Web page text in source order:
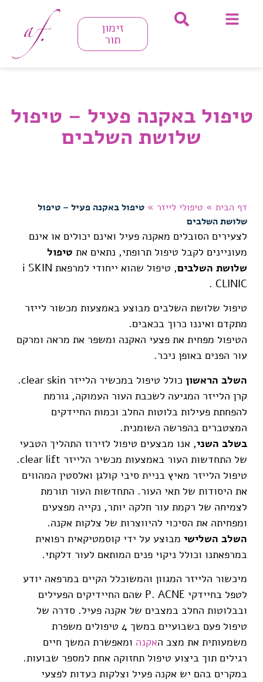
זימון
תור
טיפול באקנה פעיל – טיפול
שלושת השלבים
דף הבית» טיפולי לייזר » טיפול באקנה פעיל – טיפול
שלושת השלבים
לצעירים הסובלים מאקנה פעיל ואינם יכולים או אינם
מעוניינים לקבל טיפול תרופתי, נתאים את טיפול
שלושת השלבים
, טיפול שהוא ייחודי למרפאת i SKIN
CLINIC .
טיפול שלושת השלבים מבוצע באמצעות מכשור לייזר
מתקדם ואיננו כרוך בכאבים.
הטיפול מפחית את פצעי האקנה ומשפר את מראה ומרקם
עור הפנים באופן ניכר.
השלב הראשון
כולל טיפול במכשיר הלייזר clear skin.
קרן הלייזר המגיעה לשכבת העור העמוקה, גורמת
להפחתת פעילות בלוטות החלב וכמות החיידקים
המצטברים בהפרשה השומנית.
בשלב השני, אנו מבצעים טיפול לזירוז התהליך הטבעי
של התחדשות העור באמצעות מכשיר הלייזר clear lift.
טיפול הלייזר מאיץ בניית סיבי קולגן ואלסטין המהווים
את היסודות של תאי העור. התחדשות העור תורמת
לצמיחה של רקמת עור חלקה יותר, נקייה מפצעים
ומפחיתה את הסיכוי להיווצרות של צלקות אקנה.
השלב השלישימבוצע על ידי קוסמטיקאית רפואית
במרפאתנו וכולל ניקוי פנים המותאם לעור דלקתי.
מיכשור הלייזר המגוון והמשוכלל הקיים במרפאה יודע
לטפל בחיידקי P. ACNE שהם החיידיקים הפעילים
ובבלוטות החלב במצבים של אקנה פעיל. סדרה של
טיפול פעם בשבועיים במשך 4 טיפולים משפרת
משמעותית את מצב האקנה ומאפשרת המשך חיים
רגילים תוך ביצוע טיפול תחזוקה אחת למספר שבועות.
במקרים בהם יש אקנה פעיל וצלקות כעדות לפצעי